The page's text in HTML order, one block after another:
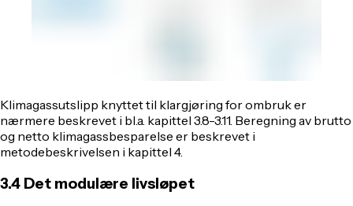
Klimagassutslipp knyttet til klargjøring for ombruk er
nærmere beskrevet i bl.a. kapittel 3.8-3.11. Beregning av brutto
og netto klimagassbesparelse er beskrevet i
metodebeskrivelsen i kapittel 4.
3.4 Det modulære livsløpet